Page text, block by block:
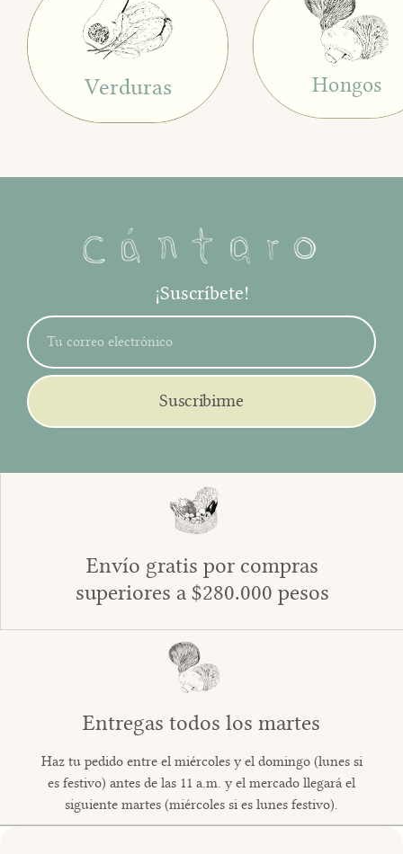
Verduras Hongos
¡Suscríbete!
Suscribirme
Envío gratis por compras
superiores a $280.000 pesos
Entregas todos los martes
Haz tu pedido entre el miércoles y el domingo (lunes si
es festivo) antes de las 11 a.m. y el mercado llegará el
siguiente martes (miércoles si es lunes festivo).